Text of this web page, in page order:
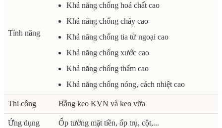
Tính năng
Khả năng chống hoá chất cao
Khả năng chống cháy cao
Khả năng chống tia tử ngoại cao
Khả năng chống xước cao
Khả năng chống thấm cao
Khả năng chống nóng, cách nhiệt cao
Thi công Bằng keo KVN và keo vữa
Ứng dụng Ốp tường mặt tiền, ốp trụ, cột,...